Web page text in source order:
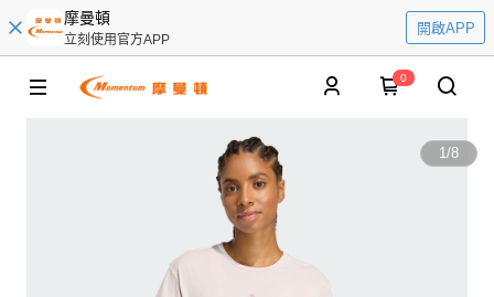
摩曼頓
立刻使用官方APP
開啟APP
0
1/8